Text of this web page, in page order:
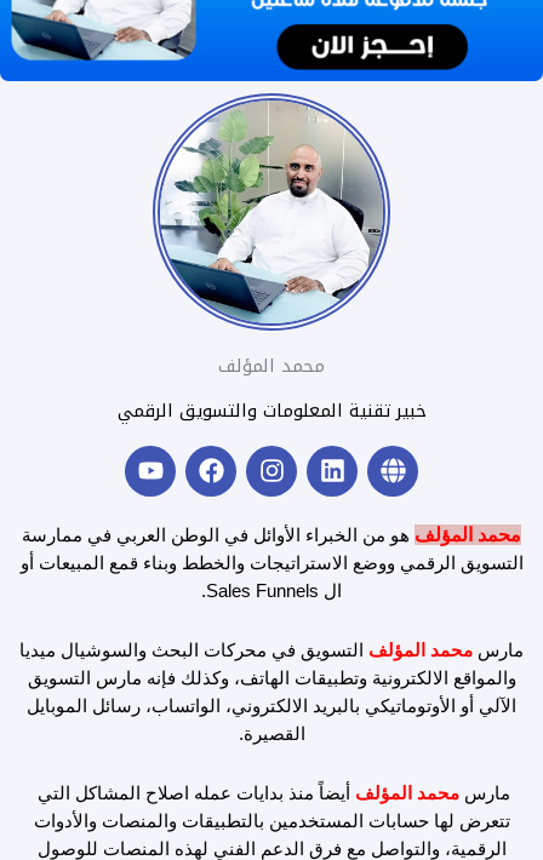
محمد المؤلف
خبير تقنية المعلومات والتسويق الرقمي
G
l
b
e
L
i
k
e
d
i
I
n
t
a
g
m
F
a
e
b
o
Y
o
t
u
محمد المؤلف هو من الخبراء الأوائل في الوطن العربي في ممارسة
التسويق الرقمي ووضع الاستراتيجات والخطط وبناء قمع المبيعات أو
ال Sales Funnels.
مارس محمد المؤلف التسويق في محركات البحث والسوشيال ميديا
والمواقع الالكترونية وتطبيقات الهاتف، وكذلك فإنه مارس التسويق
الآلي أو الأوتوماتيكي بالبريد الالكتروني، الواتساب، رسائل الموبايل
القصيرة.
مارس محمد المؤلف أيضاً منذ بدايات عمله اصلاح المشاكل التي
تتعرض لها حسابات المستخدمين بالتطبيقات والمنصات والأدوات
الرقمية، والتواصل مع فرق الدعم الفني لهذه المنصات للوصول